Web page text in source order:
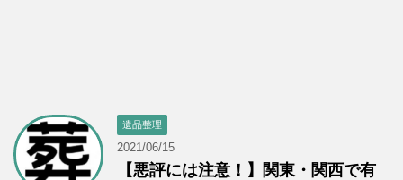
遺品整理
2021/06/15
【悪評には注意！】関東・関西で有